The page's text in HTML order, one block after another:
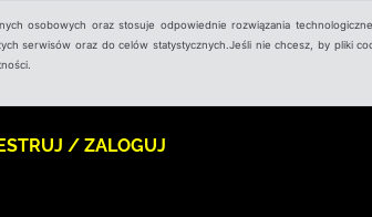
osobowych oraz stosuje odpowiednie rozwiązania
serwisów oraz do celów statystycznych.Jeśli nie chcesz, by pliki
/ ZALOGUJ